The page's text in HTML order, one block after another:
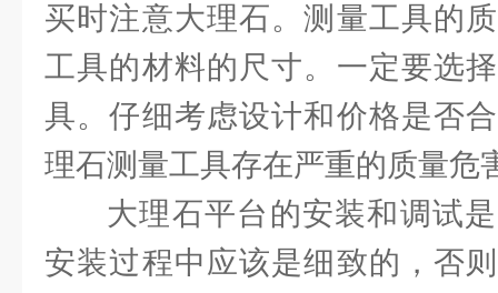
买时注意大理石。测量工具的
工具的材料的尺寸。一定要选
具。仔细考虑设计和价格是否
理石测量工具存在严重的质量危
大理石平台的安装和调试
安装过程中应该是细致的，否